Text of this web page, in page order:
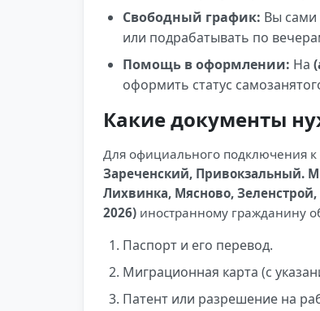
Свободный график: Вы сами
или подрабатывать по
Помощь в оформлении: На
оформить статус
Какие документы
Для официального подключения к
Зареченский, Привокзальный.
Лихвинка, Мясново,
2026) иностранному гражданину
Паспорт и его перевод.
Миграционная карта (с
Патент или разрешение на